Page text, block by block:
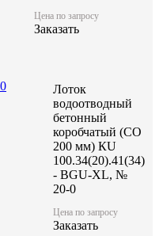
Цена по запросу
Заказать
Лоток
водоотводный
бетонный
коробчатый (CO
200 мм) КU
100.34(20).41(34)
- BGU-XL, №
20-0
Цена по запросу
Заказать